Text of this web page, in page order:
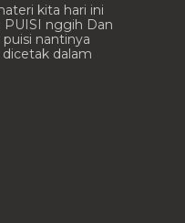
kita hari ini
nggih Dan
nantinya
dalam